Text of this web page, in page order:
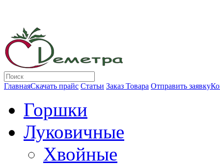
ГлавнаяСкачать прайс Статьи Заказ Товара Отправить заявку
Горшки
Луковичные
Хвойные